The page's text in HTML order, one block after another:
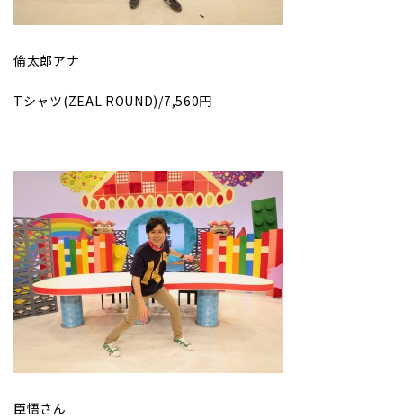
倫太郎アナ
Tシャツ(ZEAL ROUND)/7,560円
臣悟さん